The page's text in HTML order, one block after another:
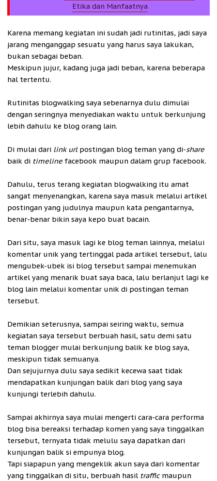
Etika dan Manfaatnya
Karena memang kegiatan ini sudah jadi rutinitas, jadi saya
jarang menganggap sesuatu yang harus saya lakukan,
bukan sebagai beban.
Meskipun jujur, kadang juga jadi beban, karena beberapa
hal tertentu.
Rutinitas blogwalking saya sebenarnya dulu dimulai
dengan seringnya menyediakan waktu untuk berkunjung
lebih dahulu ke blog orang lain.
Di mulai dari link url postingan blog teman yang di-share
baik di timeline facebook maupun dalam grup facebook.
Dahulu, terus terang kegiatan blogwalking itu amat
sangat menyenangkan, karena saya masuk melalui artikel
postingan yang judulnya maupun kata pengantarnya,
benar-benar bikin saya kepo buat bacain.
Dari situ, saya masuk lagi ke blog teman lainnya, melalui
komentar unik yang tertinggal pada artikel tersebut, lalu
mengubek-ubek isi blog tersebut sampai menemukan
artikel yang menarik buat saya baca, lalu berlanjut lagi ke
blog lain melalui komentar unik di postingan teman
tersebut.
Demikian seterusnya, sampai seiring waktu, semua
kegiatan saya tersebut berbuah hasil, satu demi satu
teman blogger mulai berkunjung balik ke blog saya,
meskipun tidak semuanya.
Dan sejujurnya dulu saya sedikit kecewa saat tidak
mendapatkan kunjungan balik dari blog yang saya
kunjungi terlebih dahulu.
Sampai akhirnya saya mulai mengerti cara-cara performa
blog bisa bereaksi terhadap komen yang saya tinggalkan
tersebut, ternyata tidak melulu saya dapatkan dari
kunjungan balik si empunya blog.
Tapi siapapun yang mengeklik akun saya dari komentar
yang tinggalkan di situ, berbuah hasil traffic maupun